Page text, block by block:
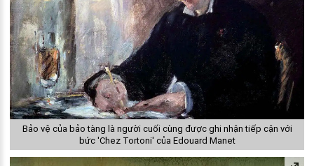
Bảo vệ của bảo tàng là người cuối cùng được ghi nhận tiếp cận với
bức 'Chez Tortoni' của Edouard Manet